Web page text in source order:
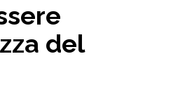
del